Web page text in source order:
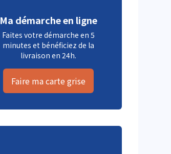
Ma démarche en ligne
Faites votre démarche en 5
minutes et bénéficiez de la
livraison en 24h.
Faire ma carte grise